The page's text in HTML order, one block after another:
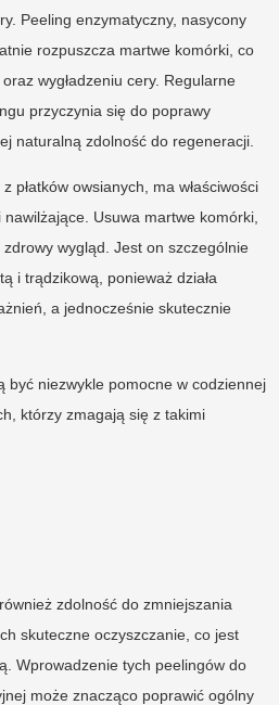
Peeling enzymatyczny, nasycony
rozpuszcza martwe komórki, co
wygładzeniu cery. Regularne
przyczynia się do poprawy
naturalną zdolność do regeneracji.
płatków owsianych, ma właściwości
Usuwa martwe komórki,
wygląd. Jest on szczególnie
i trądzikową, ponieważ działa
a jednocześnie skutecznie
być niezwykle pomocne w codziennej
którzy zmagają się z takimi
zdolność do zmniejszania
skuteczne oczyszczanie, co jest
Wprowadzenie tych peelingów do
może znacząco poprawić ogólny